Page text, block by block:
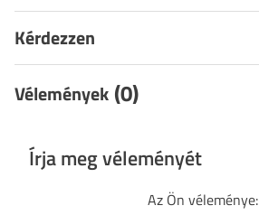
Kérdezzen
Vélemények (0)
Írja meg véleményét
Az Ön véleménye: